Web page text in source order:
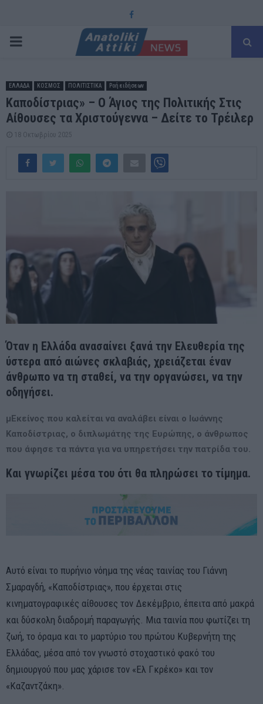
Facebook
PRIMARY
ΕΛΛΑΔΑ ΚΟΣΜΟΣ ΠΟΛΙΤΙΣΤΙΚΑ Ροή ειδήσεων
Καποδίστριας» – Ο Άγιος της Πολιτικής Στις
Αίθουσες τα Χριστούγεννα – Δείτε το Τρέιλερ
18 Οκτωβρίου 2025
Όταν η Ελλάδα ανασαίνει ξανά την Ελευθερία της
ύστερα από αιώνες σκλαβιάς, χρειάζεται έναν
άνθρωπο να τη σταθεί, να την οργανώσει, να την
οδηγήσει.
μΕκείνος που καλείται να αναλάβει είναι ο Ιωάννης
Καποδίστριας, ο διπλωμάτης της Ευρώπης, ο άνθρωπος
που άφησε τα πάντα για να υπηρετήσει την πατρίδα του.
Και γνωρίζει μέσα του ότι θα πληρώσει το τίμημα.
Αυτό είναι το πυρήνιο νόημα της νέας ταινίας του Γιάννη
Σμαραγδή, «Καποδίστριας», που έρχεται στις
κινηματογραφικές αίθουσες τον Δεκέμβριο, έπειτα από μακρά
και δύσκολη διαδρομή παραγωγής. Μια ταινία που φωτίζει τη
ζωή, το όραμα και το μαρτύριο του πρώτου Κυβερνήτη της
Ελλάδας, μέσα από τον γνωστό στοχαστικό φακό του
δημιουργού που μας χάρισε τον «Ελ Γκρέκο» και τον
«Καζαντζάκη».